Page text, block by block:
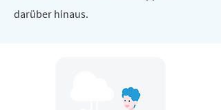
darüber hinaus.